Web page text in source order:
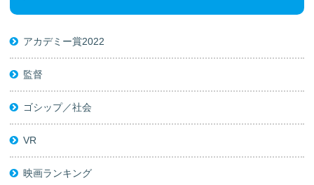
アカデミー賞2022
監督
ゴシップ／社会
VR
映画ランキング